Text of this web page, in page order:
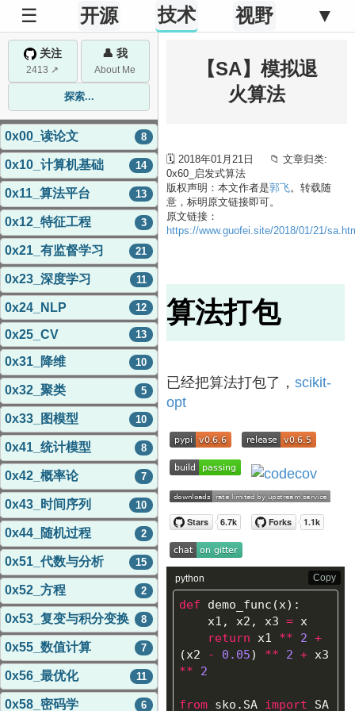
☰ 开源 技术 视野 ▼
关注
2413 ↗
👤 我
About Me
探索...
0x00_读论文 8
0x10_计算机基础 14
0x11_算法平台 13
0x12_特征工程 3
0x21_有监督学习 21
0x23_深度学习 11
0x24_NLP 12
0x25_CV 13
0x31_降维 10
0x32_聚类 5
0x33_图模型 10
0x41_统计模型 8
0x42_概率论 7
0x43_时间序列 10
0x44_随机过程 2
0x51_代数与分析 15
0x52_方程 2
0x53_复变与积分变换 8
0x55_数值计算 7
0x56_最优化 11
0x58_密码学 6
【SA】模拟退
火算法
🗓 2018年01月21日 📁 文章归类:
0x60_启发式算法
版权声明：本文作者是郭飞。转载随
意，标明原文链接即可。
原文链接：
https://www.guofei.site/2018/01/21/
算法打包
已经把算法打包了， scikit-
opt
def demo_func (x):
x1 , x2 , x3 = x
return
x1 ** 2
+
(x2 - 0.05) ** 2 + x3
**
2
from sko.SA import SA
python Copy